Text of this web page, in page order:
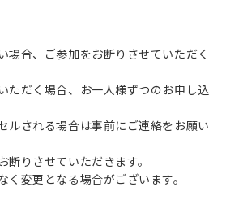
場合、ご参加をお断りさせていただく
ただく場合、お一人様ずつのお申し込
ルされる場合は事前にご連絡をお願い
りさせていただきます。
変更となる場合がございます。